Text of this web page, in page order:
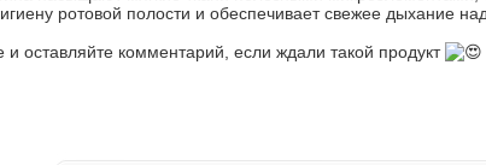
ротовой полости и обеспечивает свежее дыхание
и оставляйте комментарий, если ждали такой продукт